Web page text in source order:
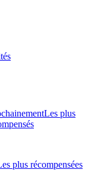
Les plus
plus récompensées